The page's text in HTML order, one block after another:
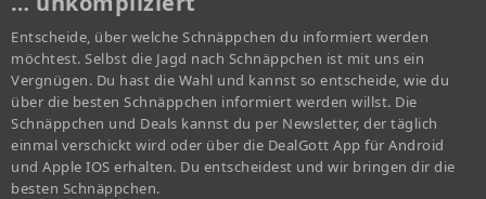
Entscheide, über welche Schnäppchen du informiert werden
möchtest. Selbst die Jagd nach Schnäppchen ist mit uns ein
Vergnügen. Du hast die Wahl und kannst so entscheide, wie du
über die besten Schnäppchen informiert werden willst. Die
Schnäppchen und Deals kannst du per Newsletter, der täglich
einmal verschickt wird oder über die DealGott App für Android
und Apple IOS erhalten. Du entscheidest und wir bringen dir die
besten Schnäppchen.